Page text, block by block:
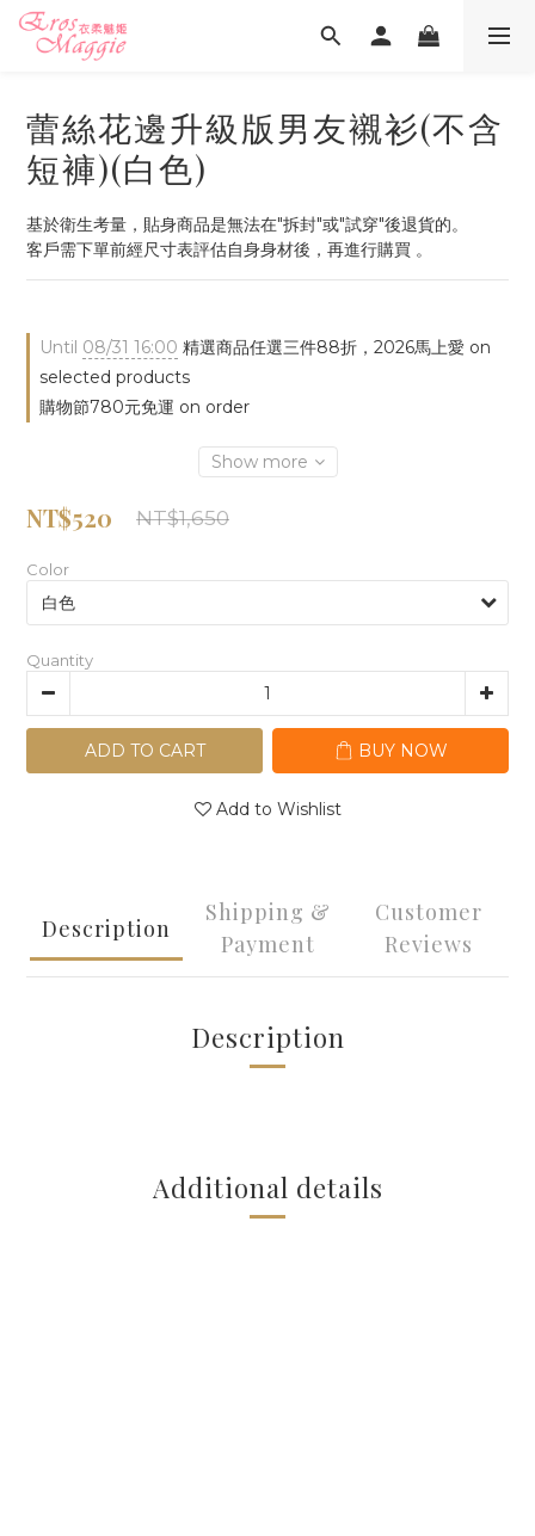
蕾絲花邊升級版男友襯衫(不含
短褲)(白色)
基於衛生考量，貼身商品是無法在"拆封"或"試穿"後退貨的。
客戶需下單前經尺寸表評估自身身材後，再進行購買 。
Until 08/31 16:00 精選商品任選三件88折，2026馬上愛 on
selected products
購物節780元免運 on order
Show more
NT$520 NT$1,650
Color
Quantity
ADD TO CART BUY NOW
Add to Wishlist
Description
Shipping &
Payment
Customer
Reviews
Description
Additional details